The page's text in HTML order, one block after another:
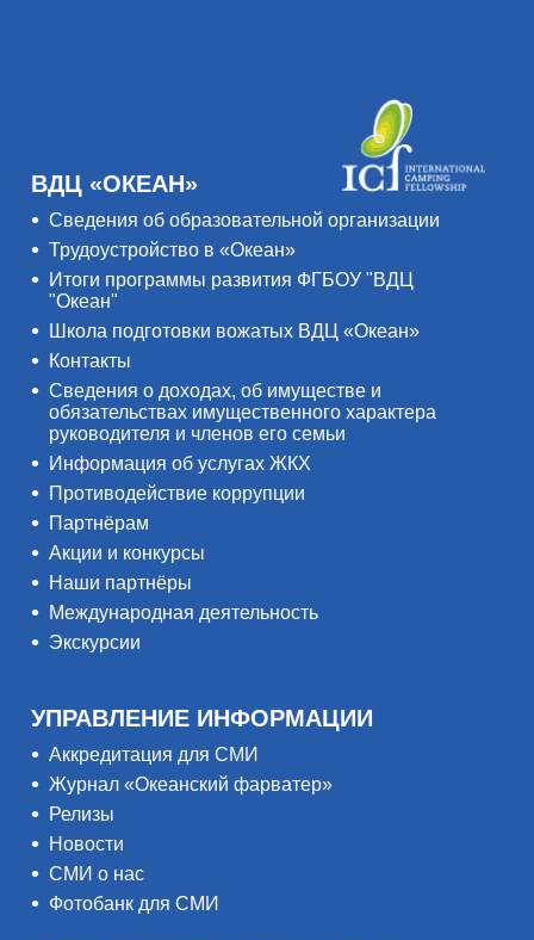
ВДЦ «ОКЕАН»
Сведения об образовательной организации
Трудоустройство в «Океан»
Итоги программы развития ФГБОУ "ВДЦ
"Океан"
Школа подготовки вожатых ВДЦ «Океан»
Контакты
Сведения о доходах, об имуществе и
обязательствах имущественного характера
руководителя и членов его семьи
Информация об услугах ЖКХ
Противодействие коррупции
Партнёрам
Акции и конкурсы
Наши партнёры
Международная деятельность
Экскурсии
УПРАВЛЕНИЕ ИНФОРМАЦИИ
Аккредитация для СМИ
Журнал «Океанский фарватер»
Релизы
Новости
СМИ о нас
Фотобанк для СМИ